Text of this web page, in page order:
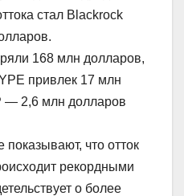
стал Blackrock
168 млн долларов,
привлек 17 млн
— 2,6 млн долларов
что отток
рекордными
о более